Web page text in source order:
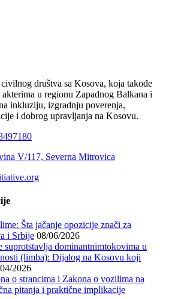
društva sa Kosova, koja takođe
u regionu Zapadnog Balkana i
inkluziju, izgradnju poverenja,
i dobrog upravljanja na Kosovu.
V/117, Severna Mitrovica
Šta jačanje opozicije znači za
i Srbije 08/06/2026
suprotstavlja dominantnimtokovima u
(limba): Dijalog na Kosovu koji
2026
o strancima i Zakona o vozilima na
pitanja i praktične implikacije